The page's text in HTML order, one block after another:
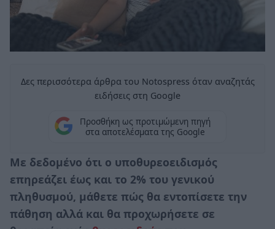
Δες περισσότερα άρθρα του Notospress όταν αναζητάς
ειδήσεις στη Google
Προσθήκη ως προτιμώμενη πηγή
στα αποτελέσματα της Google
Με δεδομένο ότι ο υποθυρεοειδισμός
επηρεάζει έως και το 2% του γενικού
πληθυσμού, μάθετε πώς θα εντοπίσετε την
πάθηση αλλά και θα προχωρήσετε σε